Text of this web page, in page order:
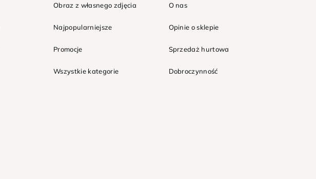
Obraz z własnego zdjęcia
Najpopularniejsze
Promocje
Wszystkie kategorie
O nas
Opinie o sklepie
Sprzedaż hurtowa
Dobroczynność